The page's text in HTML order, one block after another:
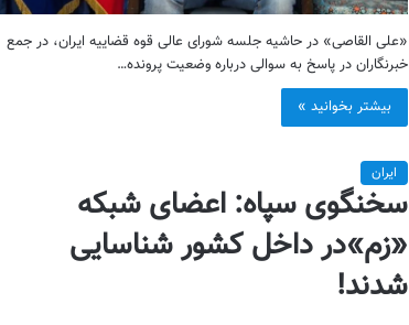
«علی القاصی» در حاشیه جلسه شورای عالی قوه قضاییه ایران، در جمع
خبرنگاران در پاسخ به سوالی درباره وضعیت پرونده…
بیشتر بخوانید »
ایران
سخنگوی سپاه: اعضای شبکه
«زم»در داخل کشور شناسایی
شدند!